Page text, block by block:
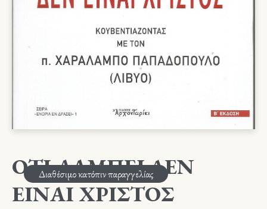
ΟΤΙ ΛΑΜΠΕΙ ΔΕΝ
ΕΙΝΑΙ ΧΡΙΣΤΟΣ
Διαθέσιμο κατόπιν παραγγελίας